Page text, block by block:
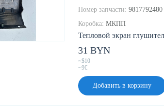
Тепловой экран
Номер запчасти: 9817792480
Коробка: МКПП
31 BYN
~$10
~9€
Добавить в корзину